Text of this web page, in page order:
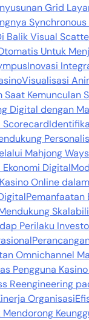
Grid
Balik Visual
Untuk
Inovasi
Visualisasi
Saat Kemunculan
Digital dengan
Scorecard
Mahjong
Digital
Online
Pemanfaatan
Perilaku
Omnichannel
Pengguna
Reengineering
Organisasi